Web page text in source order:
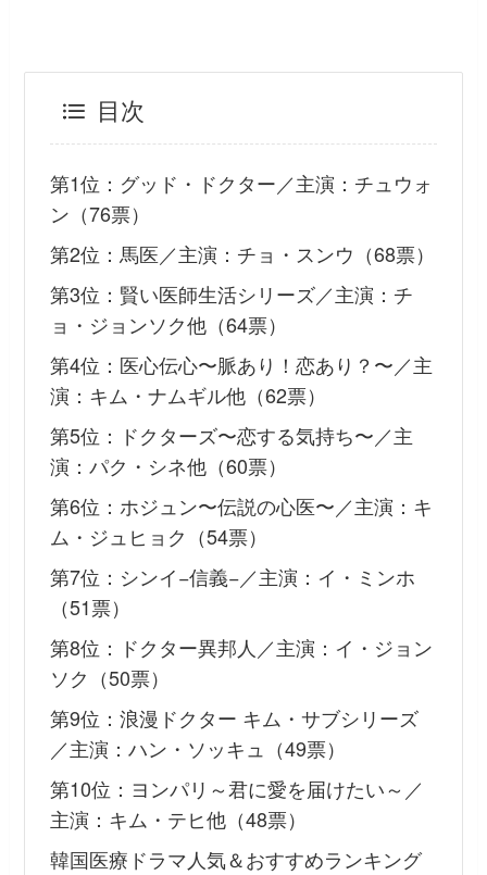
目次
第1位：グッド・ドクター／主演：チュウォ
ン（76票）
第2位：馬医／主演：チョ・スンウ（68票）
第3位：賢い医師生活シリーズ／主演：チ
ョ・ジョンソク他（64票）
第4位：医心伝心〜脈あり！恋あり？〜／主
演：キム・ナムギル他（62票）
第5位：ドクターズ〜恋する気持ち〜／主
演：パク・シネ他（60票）
第6位：ホジュン〜伝説の心医〜／主演：キ
ム・ジュヒョク（54票）
第7位：シンイ−信義−／主演：イ・ミンホ
（51票）
第8位：ドクター異邦人／主演：イ・ジョン
ソク（50票）
第9位：浪漫ドクター キム・サブシリーズ
／主演：ハン・ソッキュ（49票）
第10位：ヨンパリ～君に愛を届けたい～／
主演：キム・テヒ他（48票）
韓国医療ドラマ人気＆おすすめランキング